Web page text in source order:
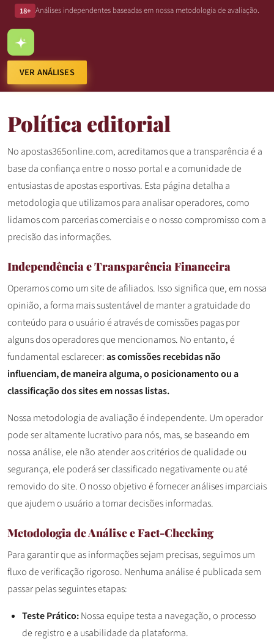
18+ Análises independentes baseadas em nossa metodologia de avaliação.
VER ANÁLISES
Política editorial
No apostas365online.com, acreditamos que a transparência é a
base da confiança entre o nosso portal e a comunidade de
entusiastas de apostas esportivas. Esta página detalha a
metodologia que utilizamos para analisar operadores, como
lidamos com parcerias comerciais e o nosso compromisso com a
precisão das informações.
Independência e Transparência Financeira
Operamos como um site de afiliados. Isso significa que, em nossa
opinião, a forma mais sustentável de manter a gratuidade do
conteúdo para o usuário é através de comissões pagas por
alguns dos operadores que mencionamos. No entanto, é
fundamental esclarecer:as comissões recebidas não
influenciam, de maneira alguma, o posicionamento ou a
classificação dos sites em nossas listas.
Nossa metodologia de avaliação é independente. Um operador
pode ser altamente lucrativo para nós, mas, se baseando em
nossa análise, ele não atender aos critérios de qualidade ou
segurança, ele poderá ser classificado negativamente ou até
removido do site. O nosso objetivo é fornecer análises imparciais
que ajudem o usuário a tomar decisões informadas.
Metodologia de Análise e Fact-Checking
Para garantir que as informações sejam precisas, seguimos um
fluxo de verificação rigoroso. Nenhuma análise é publicada sem
passar pelas seguintes etapas:
Teste Prático:Nossa equipe testa a navegação, o processo
de registro e a usabilidade da plataforma.